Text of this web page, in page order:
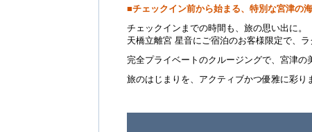
■チェックイン前から始まる、特別な宮津の
チェックインまでの時間も、旅の思い出に。
天橋立離宮 星音にご宿泊のお客様限定で、
完全プライベートのクルージングで、宮津の
旅のはじまりを、アクティブかつ優雅に彩り